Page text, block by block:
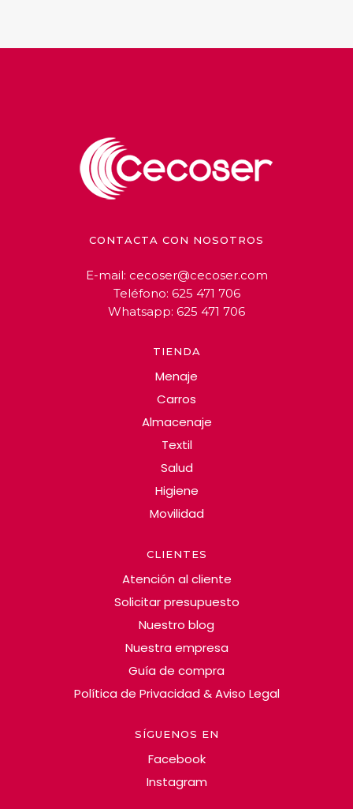
CONTACTA CON NOSOTROS
E-mail: cecoser@cecoser.com
Teléfono: 625 471 706
Whatsapp: 625 471 706
TIENDA
Menaje
Carros
Almacenaje
Textil
Salud
Higiene
Movilidad
CLIENTES
Atención al cliente
Solicitar presupuesto
Nuestro blog
Nuestra empresa
Guía de compra
Política de Privacidad & Aviso Legal
SÍGUENOS EN
Facebook
Instagram